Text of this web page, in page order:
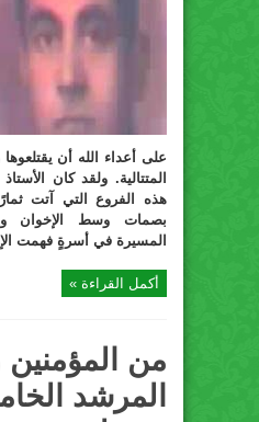
على أعداء الله أن
المتتالية. ولقد كان
هذه الفروع التي آتت
بصمات وسط الإخوان
المسيرة في أسرةٍ فهمت
أكمل القراءة »
من
المرشد